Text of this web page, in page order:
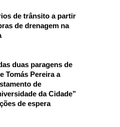
de trânsito a partir
de drenagem na
duas paragens de
Tomás Pereira a
de
da Cidade”
de espera